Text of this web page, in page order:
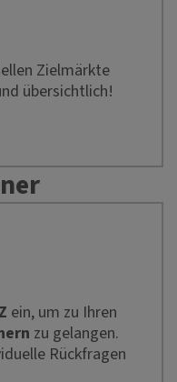
Zielmärkte
übersichtlich!
ein, um zu Ihren
zu gelangen.
Rückfragen